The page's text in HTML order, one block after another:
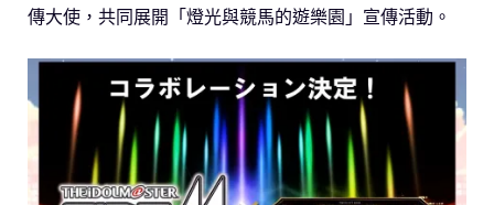
傳大使，共同展開「燈光與競馬的遊樂園」宣傳活動。